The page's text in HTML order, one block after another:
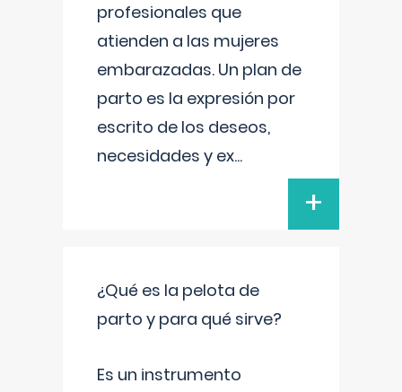
profesionales que
atienden a las mujeres
embarazadas. Un plan de
parto es la expresión por
escrito de los deseos,
necesidades y ex...
+
¿Qué es la pelota de
parto y para qué sirve?
Es un instrumento